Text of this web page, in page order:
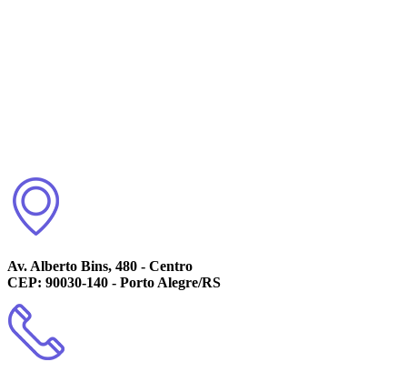
Av. Alberto Bins, 480 - Centro
CEP: 90030-140 - Porto Alegre/RS